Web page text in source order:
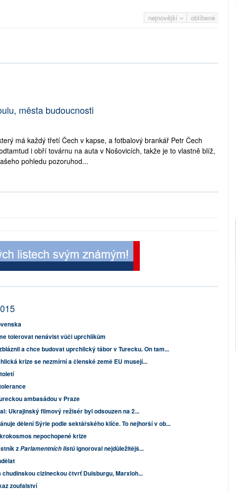
nejnovější oblíbené
města budoucnosti
má každý třetí Čech v kapse, a fotbalový brankář Petr Čech
i obří továrnu na auta v Nošovicích, takže je to vlastně blíž,
pohledu pozoruhod...
tolerovat nenávist vůči uprchlíkům
a chce budovat uprchlický tábor v Turecku. On tam...
krize se nezmírní a členské země EU musejí...
ambasádou v Praze
Ukrajinský filmový režisér byl odsouzen na 2...
dělení Sýrie podle sektářského klíče. To nejhorší v ob...
nepochopené krize
zParlamentních listůignoroval nejdůležitějš...
cizineckou čtvrť Duisburgu, Marxloh...
zoufalství